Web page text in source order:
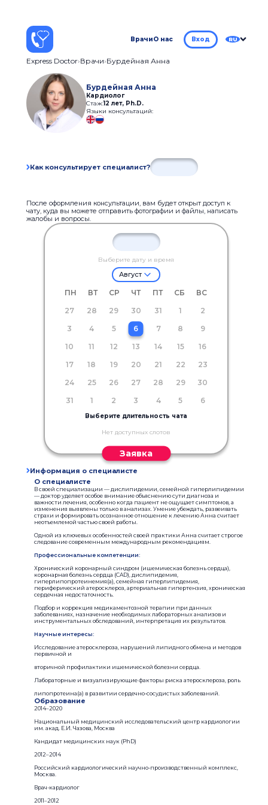
ВрачиО нас Вход RU
Express Doctor Врачи Бурдейная Анна
Бурдейная Анна
Кардиолог
Стаж:12 лет, Ph.D.
Языки консультаций:
Как консультирует специалист?
После оформления консультации, вам будет открыт доступ к
чату, куда вы можете отправить фотографии и файлы, написать
жалобы и вопросы.
Выберите дату и время
Август
ПН ВТ СР ЧТ ПТ СБ
ВС
27
28 29 30 31 1
2
3
4 5 6 7 8
9
10
11 12 13 14 15
16
17
18 19 20 21 22
23
24
25 26 27 28 29
30
31
1 2 3 4 5 6
Выберите длительность чата
Нет доступных слотов
Заявка
Информация о специалисте
О специалисте
В своей специализации — дислипидемии, семейной гиперлипидемии
— доктор уделяет особое внимание объяснению сути диагноза и
важности лечения, особенно когда пациент не ощущает симптомов, а
изменения выявлены только в анализах. Умение убеждать, развеивать
страхи и формировать осознанное отношение к лечению Анна считает
неотъемлемой частью своей работы.
Одной из ключевых особенностей своей практики Анна считает строгое
следование современным международным рекомендациям.
Профессиональные компетенции:
Хронический коронарный синдром (ишемическая болезнь сердца),
коронарная болезнь сердца (CAD), дислипидемия,
гиперлипопротеинемия(a), семейная гиперлипидемия,
периферический атеросклероз, артериальная гипертензия, хроническая
сердечная недостаточность.
Подбор и коррекция медикаментозной терапии при данных
заболеваниях, назначение необходимых лабораторных анализов и
инструментальных обследований, интерпретация их результатов.
Научные интересы:
Исследование атеросклероза, нарушений липидного обмена и методов
первичной и
вторичной профилактики ишемической болезни сердца.
Лабораторные и визуализирующие факторы риска атеросклероза, роль
липопротеина(a) в развитии сердечно-сосудистых заболеваний.
Образование
2014–2020
Национальный медицинский исследовательский центр кардиологии
им. акад. Е.И. Чазова, Москва
Кандидат медицинских наук (PhD)
2012–2014
Российский кардиологический научно-производственный комплекс,
Москва.
Врач-кардиолог
2011–2012